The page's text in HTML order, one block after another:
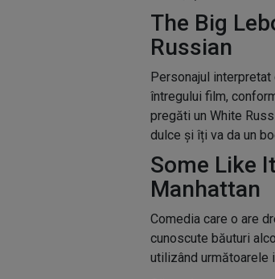
The Big
Russian
Personajul
întregului film,
pregăti un White
dulce și îți va da un
Some Like
Manhattan
Comedia care o are
cunoscute băuturi
utilizând următoarele